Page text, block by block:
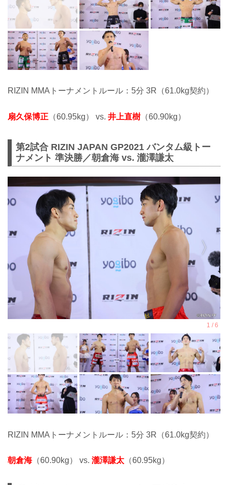
RIZIN MMAトーナメントルール：5分 3R（61.0kg契約）
扇久保博正 （60.95kg） vs. 井上直樹 （60.90kg）
第2試合 RIZIN JAPAN GP2021 バンタム級トー
ナメント 準決勝／朝倉海 vs. 瀧澤謙太
RIZIN MMAトーナメントルール：5分 3R（61.0kg契約）
朝倉海（60.90kg） vs. 瀧澤謙太 （60.95kg）